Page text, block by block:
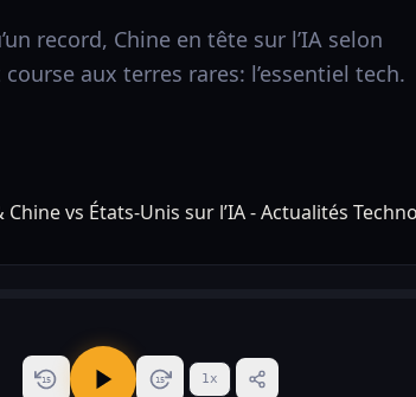
record, Chine en tête sur l’IA selon
aux terres rares: l’essentiel tech.
15 15 1x